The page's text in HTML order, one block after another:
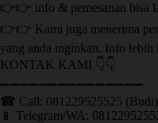
👉👉 info & pemesanan bisa
👉👉 Kami juga menerima
yang anda inginkan. Info lebih
KONTAK KAMI 👇👇
➖➖➖➖➖➖➖➖➖➖➖➖➖➖➖ ㅤ
☎ Call: 081229525525 (Budi)
📱 Telegram/WA: